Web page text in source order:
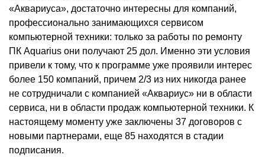
«Аквариуса», достаточно интересны для компаний,
профессионально занимающихся сервисом
компьютерной техники: только за работы по ремонту
ПК Aquarius они получают 25 дол. Именно эти условия
привели к тому, что к программе уже проявили интерес
более 150 компаний, причем 2/3 из них никогда ранее
не сотрудничали с компанией «Аквариус» ни в области
сервиса, ни в области продаж компьютерной техники. К
настоящему моменту уже заключены 37 договоров с
новыми партнерами, еще 85 находятся в стадии
подписания.